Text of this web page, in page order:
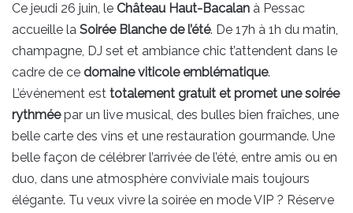
Ce jeudi 26 juin, le Château Haut-Bacalan à Pessac
accueille la Soirée Blanche de l’été. De 17h à 1h du matin,
champagne, DJ set et ambiance chic t’attendent dans le
cadre de ce domaine viticole emblématique.
L’événement est totalement gratuit et promet une soirée
rythméepar un live musical, des bulles bien fraîches, une
belle carte des vins et une restauration gourmande. Une
belle façon de célébrer l’arrivée de l’été, entre amis ou en
duo, dans une atmosphère conviviale mais toujours
élégante. Tu veux vivre la soirée en mode VIP ? Réserve